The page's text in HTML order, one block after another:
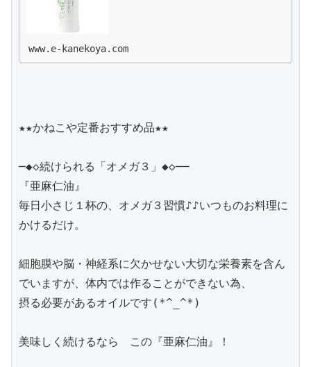
www.e-kanekoya.com
★★かねこや定番おすすめ品★★
─◆◇続けられる「オメガ３」◆◇──
『亜麻仁油』
毎日小さじ１杯の、オメガ３習慣♪♪いつものお料理に
かけるだけ。
細胞膜や脳・神経系に欠かせない大切な栄養素を含ん
でいますが、体内では作ることができない為、
摂る必要があるオイルです(*^_^*)
美味しく続けるなら　この『亜麻仁油』！